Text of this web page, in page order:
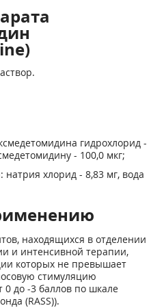
гидрохлорид -
- 100,0 мкг;
хлорид - 8,83 мг, вода
находящихся в отделении
и интенсивной терапии,
которых не превышает
стимуляцию
0 до -3 баллов по шкале
(RASS)).